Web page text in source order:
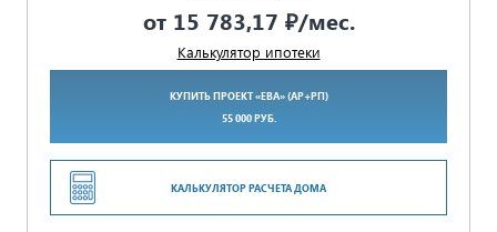
от 15 783,17 ₽/мес.
Калькулятор ипотеки
КУПИТЬ ПРОЕКТ «ЕВА» (АР+РП)
55 000 РУБ.
КАЛЬКУЛЯТОР РАСЧЕТА ДОМА